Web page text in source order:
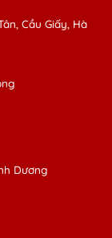
Cầu Giấy, Hà
Dương